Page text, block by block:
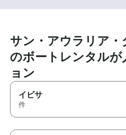
サン・アウラリア・
のボートレンタルが
ョン
イビサ
件